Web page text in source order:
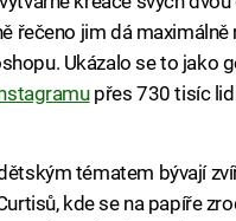
řečeno jim dá
Ukázalo se to jako
přes 730 tisíc
tématem bývají
kde se na papíře